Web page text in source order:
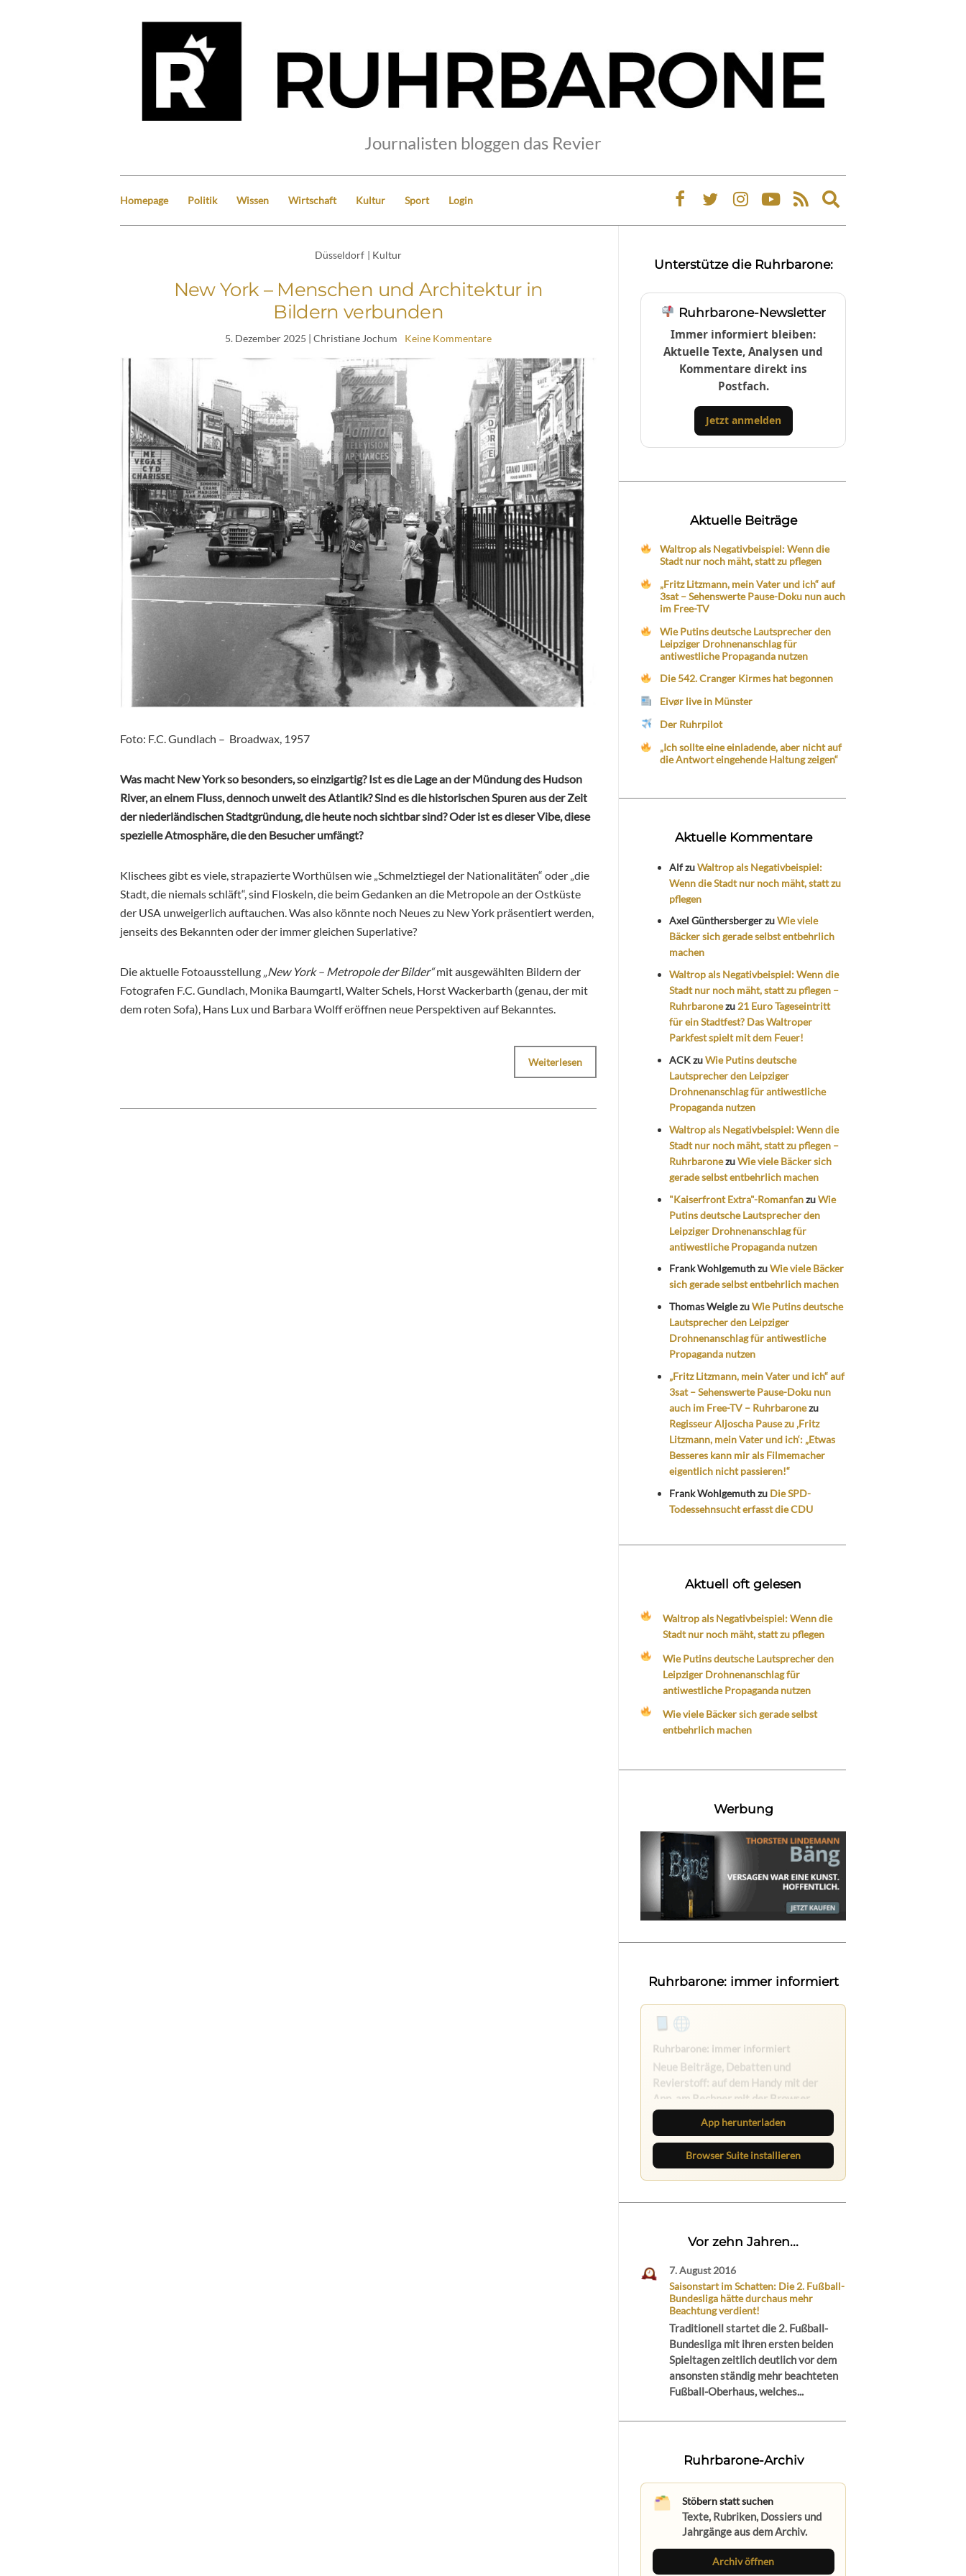
Journalisten bloggen das Revier
Homepage Politik Wissen Wirtschaft Kultur Sport Login
Expand
search
Düsseldorf | Kultur
New York – Menschen und Architektur in
Bildern verbunden
5. Dezember 2025 | Christiane Jochum Keine Kommentare
Foto: F.C. Gundlach – Broadwax, 1957
Was macht New York so besonders, so einzigartig? Ist es die Lage an der Mündung des Hudson
River, an einem Fluss, dennoch unweit des Atlantik? Sind es die historischen Spuren aus der Zeit
der niederländischen Stadtgründung, die heute noch sichtbar sind? Oder ist es dieser Vibe, diese
spezielle Atmosphäre, die den Besucher umfängt?
Klischees gibt es viele, strapazierte Worthülsen wie „Schmelztiegel der Nationalitäten“ oder „die
Stadt, die niemals schläft“, sind Floskeln, die beim Gedanken an die Metropole an der Ostküste
der USA unweigerlich auftauchen. Was also könnte noch Neues zu New York präsentiert werden,
jenseits des Bekannten oder der immer gleichen Superlative?
Die aktuelle Fotoausstellung „New York – Metropole der Bilder“mit ausgewählten Bildern der
Fotografen F.C. Gundlach, Monika Baumgartl, Walter Schels, Horst Wackerbarth (genau, der mit
dem roten Sofa), Hans Lux und Barbara Wolff eröffnen neue Perspektiven auf Bekanntes.
Weiterlesen
Unterstütze die Ruhrbarone:
Ruhrbarone-Newsletter
Immer informiert bleiben:
Aktuelle Texte, Analysen und
Kommentare direkt ins
Postfach.
Jetzt anmelden
Aktuelle Beiträge
Waltrop als Negativbeispiel: Wenn die
Stadt nur noch mäht, statt zu pflegen
„Fritz Litzmann, mein Vater und ich“ auf
3sat – Sehenswerte Pause-Doku nun auch
im Free-TV
Wie Putins deutsche Lautsprecher den
Leipziger Drohnenanschlag für
antiwestliche Propaganda nutzen
Die 542. Cranger Kirmes hat begonnen
Eivør live in Münster
Der Ruhrpilot
„Ich sollte eine einladende, aber nicht auf
die Antwort eingehende Haltung zeigen“
Aktuelle Kommentare
AlfzuWaltrop als Negativbeispiel:
Wenn die Stadt nur noch mäht, statt zu
pflegen
Axel GünthersbergerzuWie viele
Bäcker sich gerade selbst entbehrlich
machen
Waltrop als Negativbeispiel: Wenn die
Stadt nur noch mäht, statt zu pflegen –
Ruhrbaronezu 21 Euro Tageseintritt
für ein Stadtfest? Das Waltroper
Parkfest spielt mit dem Feuer!
ACKzuWie Putins deutsche
Lautsprecher den Leipziger
Drohnenanschlag für antiwestliche
Propaganda nutzen
Waltrop als Negativbeispiel: Wenn die
Stadt nur noch mäht, statt zu pflegen –
RuhrbaronezuWie viele Bäcker sich
gerade selbst entbehrlich machen
"Kaiserfront Extra"-RomanfanzuWie
Putins deutsche Lautsprecher den
Leipziger Drohnenanschlag für
antiwestliche Propaganda nutzen
Frank WohlgemuthzuWie viele Bäcker
sich gerade selbst entbehrlich machen
Thomas WeiglezuWie Putins deutsche
Lautsprecher den Leipziger
Drohnenanschlag für antiwestliche
Propaganda nutzen
„Fritz Litzmann, mein Vater und ich“ auf
3sat – Sehenswerte Pause-Doku nun
auch im Free-TV – Ruhrbaronezu
Regisseur Aljoscha Pause zu ‚Fritz
Litzmann, mein Vater und ich‘: „Etwas
Besseres kann mir als Filmemacher
eigentlich nicht passieren!“
Frank Wohlgemuthzu Die SPD-
Todessehnsucht erfasst die CDU
Aktuell oft gelesen
Waltrop als Negativbeispiel: Wenn die
Stadt nur noch mäht, statt zu pflegen
Wie Putins deutsche Lautsprecher den
Leipziger Drohnenanschlag für
antiwestliche Propaganda nutzen
Wie viele Bäcker sich gerade selbst
entbehrlich machen
Werbung
Ruhrbarone: immer informiert
Ruhrbarone auf allen Geräten
Lies unterwegs weiter, speichere
Beiträge und behalte neue Texte
direkt im Browser im Blick.
App herunterladen
Browser Suite installieren
Vor zehn Jahren...
7. August 2016
Saisonstart im Schatten: Die 2. Fußball-
Bundesliga hätte durchaus mehr
Beachtung verdient!
Traditionell startet die 2. Fußball-
Bundesliga mit ihren ersten beiden
Spieltagen zeitlich deutlich vor dem
ansonsten ständig mehr beachteten
Fußball-Oberhaus, welches...
Ruhrbarone-Archiv
Stöbern statt suchen
Texte, Rubriken, Dossiers und
Jahrgänge aus dem Archiv.
Archiv öffnen